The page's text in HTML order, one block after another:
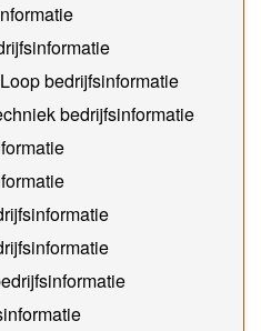
bedrijfsinformatie
bedrijfsinformatie